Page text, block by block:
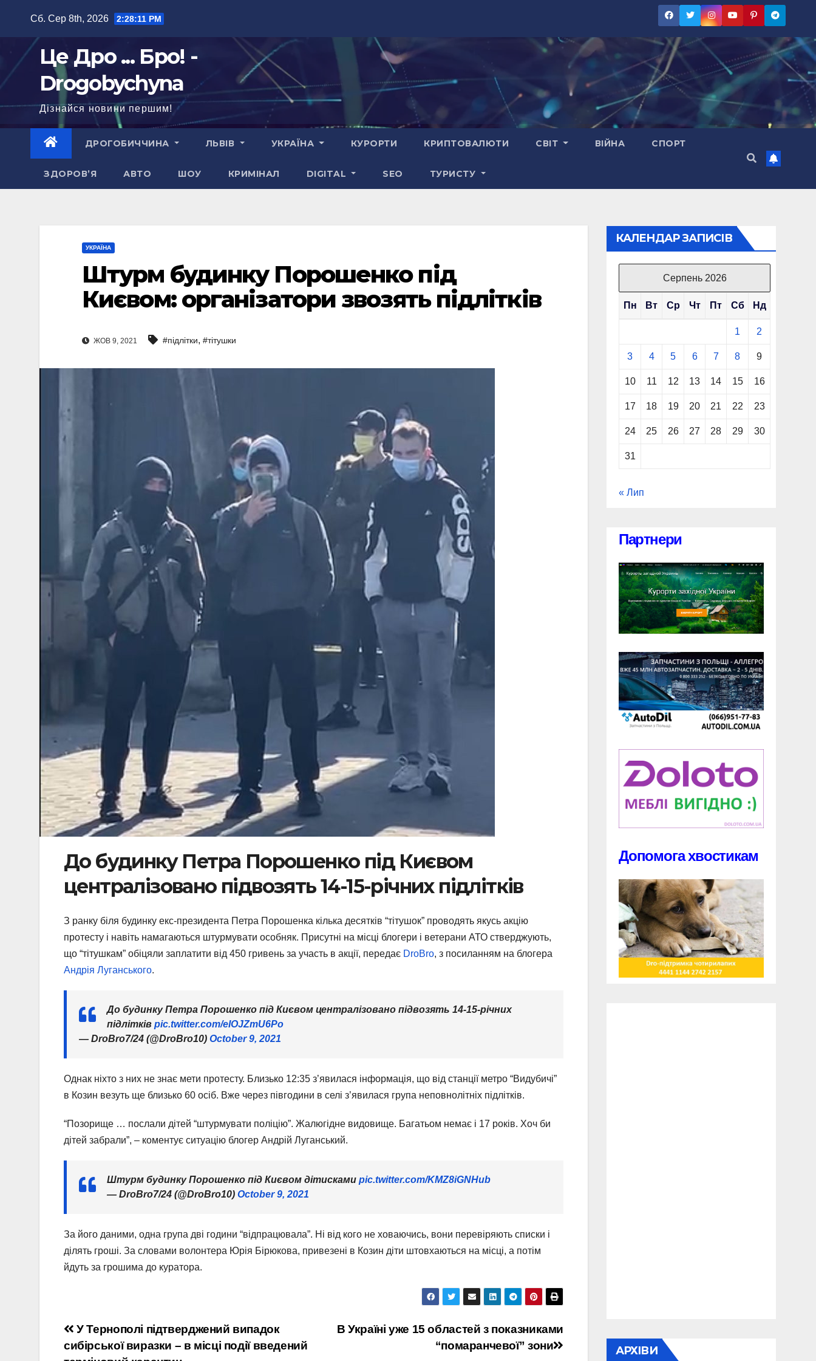
Сб. Сер 8th, 2026 2:28:12 PM
Це Дро ... Бро! -
Drogobychyna
Дізнайся новини першим!
ДРОГОБИЧЧИНА ЛЬВІВ УКРАЇНА КУРОРТИ КРИПТОВАЛЮТИ СВІТ ВІЙНА СПОРТ
ЗДОРОВ’Я АВТО ШОУ КРИМІНАЛ DIGITAL SEO ТУРИСТУ
УКРАЇНА
Штурм будинку Порошенко під
Києвом: організатори звозять підлітків
ЖОВ 9, 2021 #підлітки, #тітушки
До будинку Петра Порошенко під Києвом
централізовано підвозять 14-15-річних підлітків
З ранку біля будинку екс-президента Петра Порошенка кілька десятків “тітушок” проводять якусь акцію
протесту і навіть намагаються штурмувати особняк. Присутні на місці блогери і ветерани АТО стверджують,
що “тітушкам” обіцяли заплатити від 450 гривень за участь в акції, передає DroBro, з посиланням на блогера
Андрія Луганського.
До будинку Петра Порошенко під Києвом централізовано підвозять 14-15-річних
підлітків pic.twitter.com/eIOJZmU6Po
— DroBro7/24 (@DroBro10) October 9, 2021
Однак ніхто з них не знає мети протесту. Близько 12:35 з’явилася інформація, що від станції метро “Видубичі”
в Козин везуть ще близько 60 осіб. Вже через півгодини в селі з’явилася група неповнолітніх підлітків.
“Позорище … послали дітей “штурмувати поліцію”. Жалюгідне видовище. Багатьом немає і 17 років. Хоч би
дітей забрали”, – коментує ситуацію блогер Андрій Луганський.
Штурм будинку Порошенко під Києвом дітисками pic.twitter.com/KMZ8iGNHub
— DroBro7/24 (@DroBro10) October 9, 2021
За його даними, одна група дві години “відпрацювала”. Ні від кого не ховаючись, вони перевіряють списки і
ділять гроші. За словами волонтера Юрія Бірюкова, привезені в Козин діти штовхаються на місці, а потім
йдуть за грошима до куратора.
Навігація
В Україні уже 15 областей з показниками
“помаранчевої” зони
У Тернополі підтверджений випадок
сибірської виразки – в місці події введений
КАЛЕНДАР ЗАПИСІВ
Серпень 2026
Пн Вт Ср Чт Пт Сб Нд
1 2
3 4 5 6 7 8 9
10 11 12 13 14 15 16
17 18 19 20 21 22 23
24 25 26 27 28 29 30
31
« Лип
Партнери
Допомога хвостикам
АРХІВИ